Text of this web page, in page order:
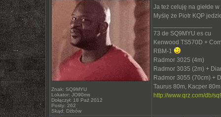
Znak: SQ9MYU
Lokator: JO90ms
Dołączył: 18 Paź 2012
Posty: 262
Skąd: Dźbów
Ja też celuję na giełde
Myślę że Piotr KQP
73 de SQ9MYU es cu
Kenwood TS570D +
RBM-1
Radmor 3025 (4m)
Radmor 3035 (2m) +
Radmor 3055 (70cm) +
Taurus 80m, Kacper
http://www.qrz.com/db/